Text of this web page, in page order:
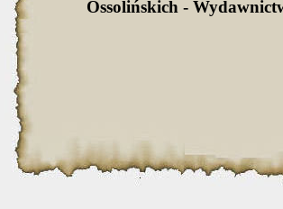
Ossolińskich -